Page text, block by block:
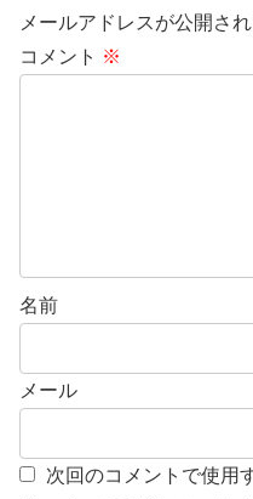
メールアドレスが公開さ
コメント ※
名前
メール
次回のコメントで使用